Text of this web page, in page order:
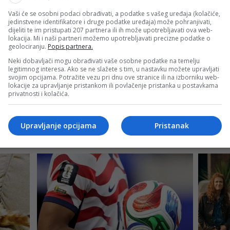
djevojke koje su poručile da će tokom Svjetskog
inače fudbal, ali ćemo na Svjetskom prvenstvu
nam komšije. Ali dobro, Bosna, mislim to je naša
prvenstva vlada veliko interesovanje za
Klix.ba iz Banje Luke povodom predstojećeg
Vaši će se osobni podaci obrađivati, a podatke s vašeg uređaja (kolačiće,
jedinstvene identifikatore i druge podatke uređaja) može pohranjivati,
dijeliti te im pristupati 207 partnera ili ih može upotrebljavati ova web-
lokacija. Mi i naši partneri možemo upotrebljavati precizne podatke o
geolociranju. Popis partnera.
Neki dobavljači mogu obrađivati vaše osobne podatke na temelju
legitimnog interesa. Ako se ne slažete s tim, u nastavku možete upravljati
svojim opcijama. Potražite vezu pri dnu ove stranice ili na izborniku web-
lokacije za upravljanje pristankom ili povlačenje pristanka u postavkama
privatnosti i kolačića.
Pristanak
Upravljanje opcijama